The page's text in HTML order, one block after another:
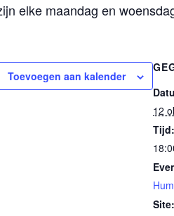
elke maandag en
Toevoegen aan kalender
12
Tijd:
Site: